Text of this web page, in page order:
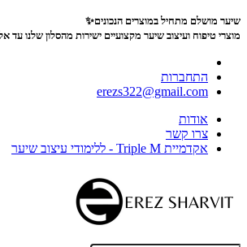
שיער מושלם מתחיל במוצרים הנכונים✨
מוצרי טיפוח ועיצוב שיער מקצועיים ישירות מהסלון שלנו עד
התחברות
erezs322@gmail.com
אודות
צרו קשר
אקדמיית Triple M - ללימודי עיצוב שיער